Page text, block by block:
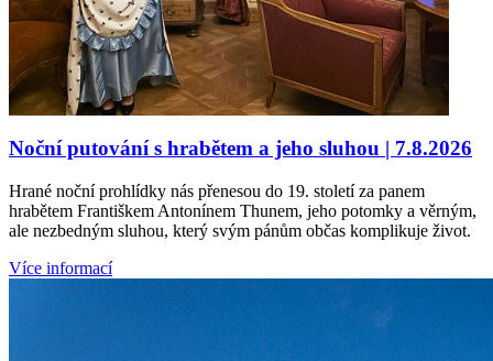
Noční putování s hrabětem a jeho sluhou | 7.8.2026
Hrané noční prohlídky nás přenesou do 19. století za panem
hrabětem Františkem Antonínem Thunem, jeho potomky a věrným,
ale nezbedným sluhou, který svým pánům občas komplikuje život.
Více informací